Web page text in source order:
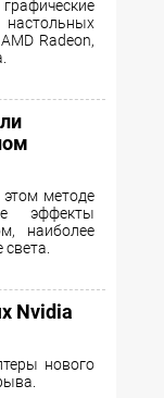
Radeon,
этом методе
эффекты
наиболее
Nvidia
нового